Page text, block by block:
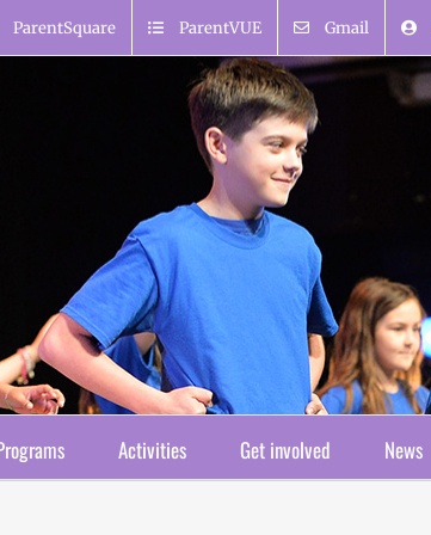
ParentSquare ParentVUE Gmail
Activities Get involved News